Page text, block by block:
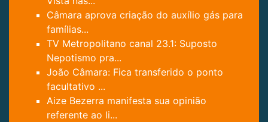
Câmara aprova criação do auxílio gás para
famílias...
TV Metropolitano canal 23.1: Suposto
Nepotismo pra...
João Câmara: Fica transferido o ponto
facultativo ...
Aize Bezerra manifesta sua opinião
referente ao li...